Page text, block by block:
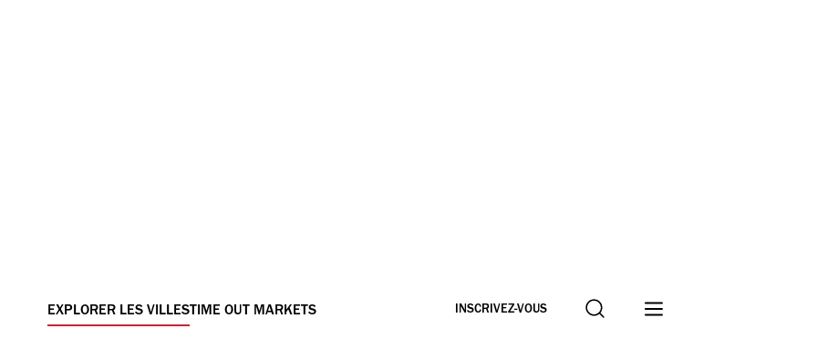
EXPLORER LES VILLESTIME OUT MARKETS INSCRIVEZ-VOUS Recherche